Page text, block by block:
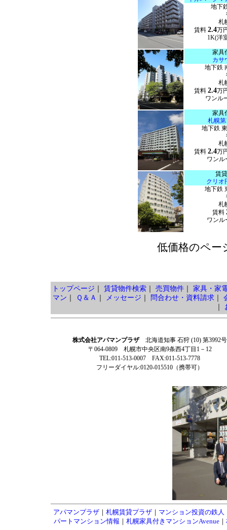
地下
札
賃料 2.4万
1K(洋
家具
カサ
地下鉄
札
賃料 2.4万
ワンル
家具
札幌
地下鉄
札
賃料 2.4万
ワンル
賃
クリオ
地下鉄
札
賃料
ワンル
低価格のペ
トップページ 賃貸物件検索｜ 売買物件｜ 家具・家
マン
Ｑ＆Ａ メッセージ 問合わせ・資料請求｜
株式会社アパマンプラザ北海道知事 石狩 (10) 第3992号
〒064-0809 札幌市中央区南9条西4丁目1－12
TEL:011-513-0007 FAX:011-513-7778
フリーダイヤル:0120-015510（携帯可）
アパマンプラザ ｜ 札幌賃貸プラザ ｜ マンション投資の鉄人
パートマンション情報 ｜ 札幌家具付きマンションAvenue｜